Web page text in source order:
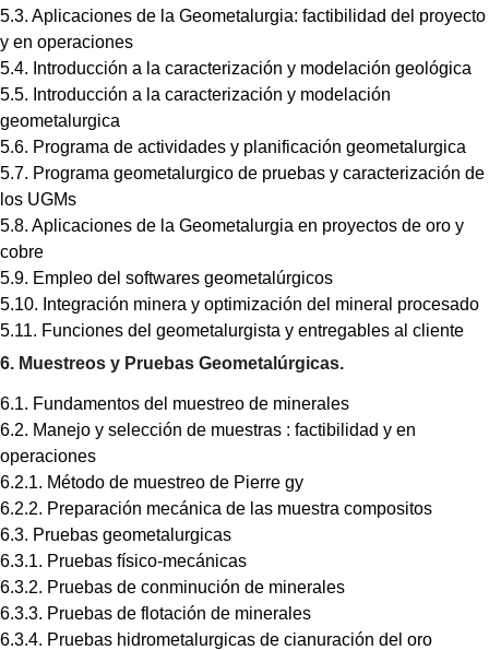
5.3. Aplicaciones de la Geometalurgia: factibilidad del proyecto
y en operaciones
5.4. Introducción a la caracterización y modelación geológica
5.5. Introducción a la caracterización y modelación
geometalurgica
5.6. Programa de actividades y planificación geometalurgica
5.7. Programa geometalurgico de pruebas y caracterización de
los UGMs
5.8. Aplicaciones de la Geometalurgia en proyectos de oro y
cobre
5.9. Empleo del softwares geometalúrgicos
5.10. Integración minera y optimización del mineral procesado
5.11. Funciones del geometalurgista y entregables al cliente
6. Muestreos y Pruebas Geometalúrgicas.
6.1. Fundamentos del muestreo de minerales
6.2. Manejo y selección de muestras : factibilidad y en
operaciones
6.2.1. Método de muestreo de Pierre gy
6.2.2. Preparación mecánica de las muestra compositos
6.3. Pruebas geometalurgicas
6.3.1. Pruebas físico-mecánicas
6.3.2. Pruebas de conminución de minerales
6.3.3. Pruebas de flotación de minerales
6.3.4. Pruebas hidrometalurgicas de cianuración del oro